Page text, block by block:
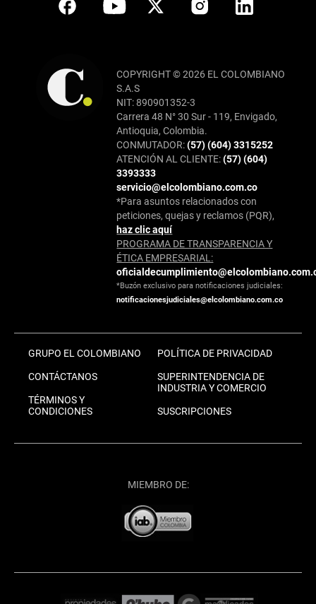
COPYRIGHT © 2026 EL COLOMBIANO
S.A.S
NIT: 890901352-3
Carrera 48 N° 30 Sur - 119, Envigado,
Antioquia, Colombia.
CONMUTADOR:(57) (604) 3315252
ATENCIÓN AL CLIENTE:(57) (604)
3393333
servicio@elcolombiano.com.co
*Para asuntos relacionados con
peticiones, quejas y reclamos (PQR),
haz clic aquí
PROGRAMA DE TRANSPARENCIA Y
ÉTICA EMPRESARIAL:
*Buzón exclusivo para notificaciones judiciales:
notificacionesjudiciales@elcolombiano.com.co
GRUPO EL COLOMBIANO
CONTÁCTANOS
TÉRMINOS Y
CONDICIONES
POLÍTICA DE PRIVACIDAD
SUPERINTENDENCIA DE
INDUSTRIA Y COMERCIO
SUSCRIPCIONES
MIEMBRO DE: